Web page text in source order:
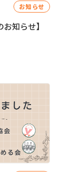
お知らせ
知らせ】